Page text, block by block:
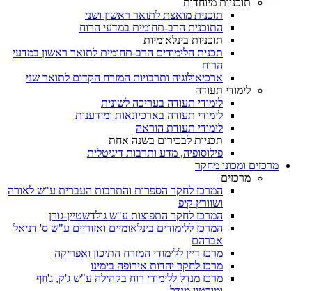
תוכניות מיוחדות
תוכנית מואצת לתואר ראשון ושני
התוכנית הרב-תחומית במדעי הרוח
תוכניות בינלאומיות
תכנית הלימודים הרב-תחומית לתואר ראשון במדעי
הרוח
ארכיאולוגיה ותרבויות המזרח הקדום לתואר שני
לימודי תעודה
לימודי תעודה בעריכה לשונית
לימודי תעודה בארכיונאות ומידענות
לימודי תעודת הוראה
תכניות לבכירים בשנה אחת
פילוסופיה, מדע ותרבות דיגיטלית
מרכזים ומכוני מחקר
מרכזים
המרכז לחקר הספרות והתרבות העברית ע"ש לאורה
ושוורץ קיפ
המרכז לחקר התפוצות ע"ש גולדשטיין-גורן
המרכז ללימודים בינלאומיים ואזוריים ע"ש ס' דניאל
אברהם
מרכז דיין ללימודי המזרח התיכון ואפריקה
מרכז לחקר יהדות אירופה בימינו
מרכז מנדל ללימודי רוח בקהילה ע"ש ג'ק, ג'וזף